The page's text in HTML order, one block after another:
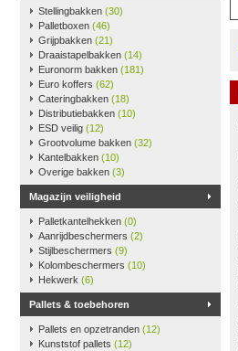
Stellingbakken (30)
Palletboxen (46)
Grijpbakken (21)
Draaistapelbakken (14)
Euronorm bakken (181)
Euro koffers (62)
Cateringbakken (18)
Distributiebakken (10)
ESD veilig (12)
Grootvolume bakken (32)
Kantelbakken (10)
Overige bakken (3)
Magazijn veiligheid
Palletkantelhekken (0)
Aanrijdbeschermers (2)
Stijlbeschermers (9)
Kolombeschermers (10)
Hekwerk (6)
Pallets & toebehoren
Pallets en opzetranden (12)
Kunststof pallets (12)